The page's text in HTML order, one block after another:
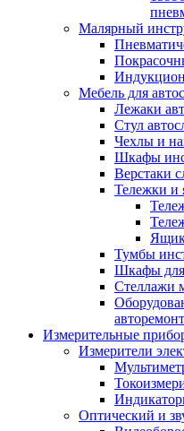
Малярный
Мебель для
Лежаки
Стул
Чехлы и
Шкафы
Верстаки
Тележки и
Тумбы
Шкафы
Стеллажи
Измерительные
Измерители
Оптический и